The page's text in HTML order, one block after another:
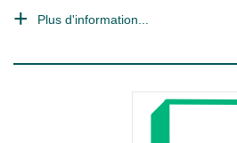
Plus d'information...